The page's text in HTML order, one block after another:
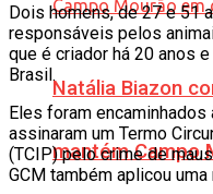
Natália Biazon
mantém Campo
Dois homens, de 27 e 51
responsáveis pelos
que é criador há 20 anos
Brasil.
Eles foram encaminhados
assinaram um Termo
(TCIP) pelo crime de
GCM também aplicou